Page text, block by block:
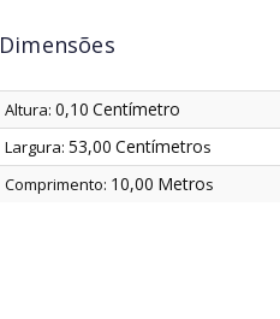
Dimensões
Altura: 0,10 Centímetro
Largura: 53,00 Centímetros
Comprimento: 10,00 Metros